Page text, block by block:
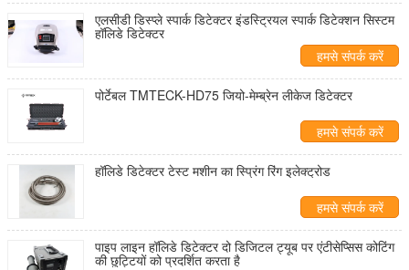
एलसीडी डिस्प्ले स्पार्क डिटेक्टर इंडस्ट्रियल स्पार्क डिटेक्शन सिस्टम
हॉलिडे डिटेक्टर
हमसे संपर्क करें
पोर्टेबल TMTECK-HD75 जियो-मेम्ब्रेन लीकेज डिटेक्टर
हमसे संपर्क करें
हॉलिडे डिटेक्टर टेस्ट मशीन का स्प्रिंग रिंग इलेक्ट्रोड
हमसे संपर्क करें
पाइप लाइन हॉलिडे डिटेक्टर दो डिजिटल ट्यूब पर एंटीसेप्सिस कोटिंग
की छुट्टियों को प्रदर्शित करता है